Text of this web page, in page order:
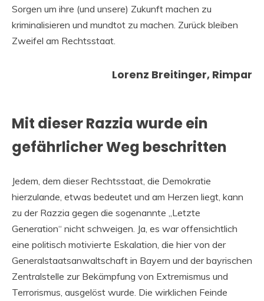
Sorgen um ihre (und unsere) Zukunft machen zu
kriminalisieren und mundtot zu machen. Zurück bleiben
Zweifel am Rechtsstaat.
Lorenz Breitinger, Rimpar
Mit dieser Razzia wurde ein
gefährlicher Weg beschritten
Jedem, dem dieser Rechtsstaat, die Demokratie
hierzulande, etwas bedeutet und am Herzen liegt, kann
zu der Razzia gegen die sogenannte „Letzte
Generation“ nicht schweigen. Ja, es war offensichtlich
eine politisch motivierte Eskalation, die hier von der
Generalstaatsanwaltschaft in Bayern und der bayrischen
Zentralstelle zur Bekämpfung von Extremismus und
Terrorismus, ausgelöst wurde. Die wirklichen Feinde